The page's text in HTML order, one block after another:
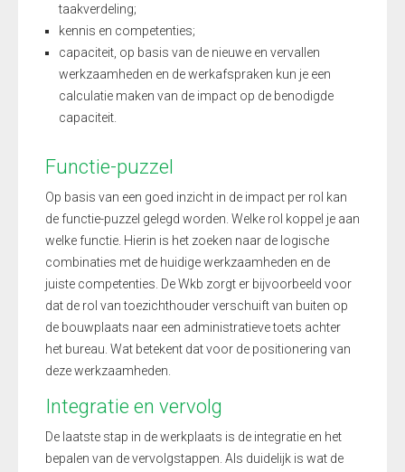
taakverdeling;
kennis en competenties;
capaciteit, op basis van de nieuwe en vervallen
werkzaamheden en de werkafspraken kun je een
calculatie maken van de impact op de benodigde
capaciteit.
Functie-puzzel
Op basis van een goed inzicht in de impact per rol kan
de functie-puzzel gelegd worden. Welke rol koppel je aan
welke functie. Hierin is het zoeken naar de logische
combinaties met de huidige werkzaamheden en de
juiste competenties. De Wkb zorgt er bijvoorbeeld voor
dat de rol van toezichthouder verschuift van buiten op
de bouwplaats naar een administratieve toets achter
het bureau. Wat betekent dat voor de positionering van
deze werkzaamheden.
Integratie en vervolg
De laatste stap in de werkplaats is de integratie en het
bepalen van de vervolgstappen. Als duidelijk is wat de